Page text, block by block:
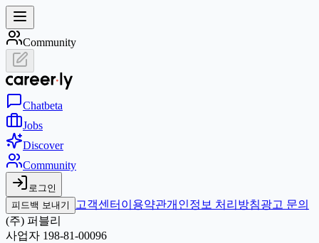
Community
Chatbeta
Jobs
Discover
Community
로그인
피드백 보내기
고객센터 이용약관개인정보 처리방침광고 문의
(주) 퍼블리
사업자 198-81-00096